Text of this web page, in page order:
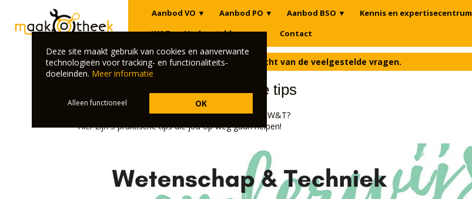
Aanbod VO ▼ Aanbod PO ▼ Aanbod BSO ▼ Kennis en expertisecentrum
W&T
Veelgestelde vragen Contact
Klik hier om terug te gaan naar het overzicht van de veelgestelde vragen.
W&T onderwijs: 5 praktische tips
Wil jij ook het liefst vandaag nog aan de slag met W&T?
Hier zijn 5 praktische tips die jou op weg gaan helpen!
Deze site maakt gebruik van cookies en aanverwante
technologieën voor tracking- en functionaliteits-
doeleinden. Meer informatie
Alleen functioneel OK